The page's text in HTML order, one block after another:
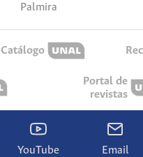
Palmira
Catálogo
Portal de
revistas
YouTube Email